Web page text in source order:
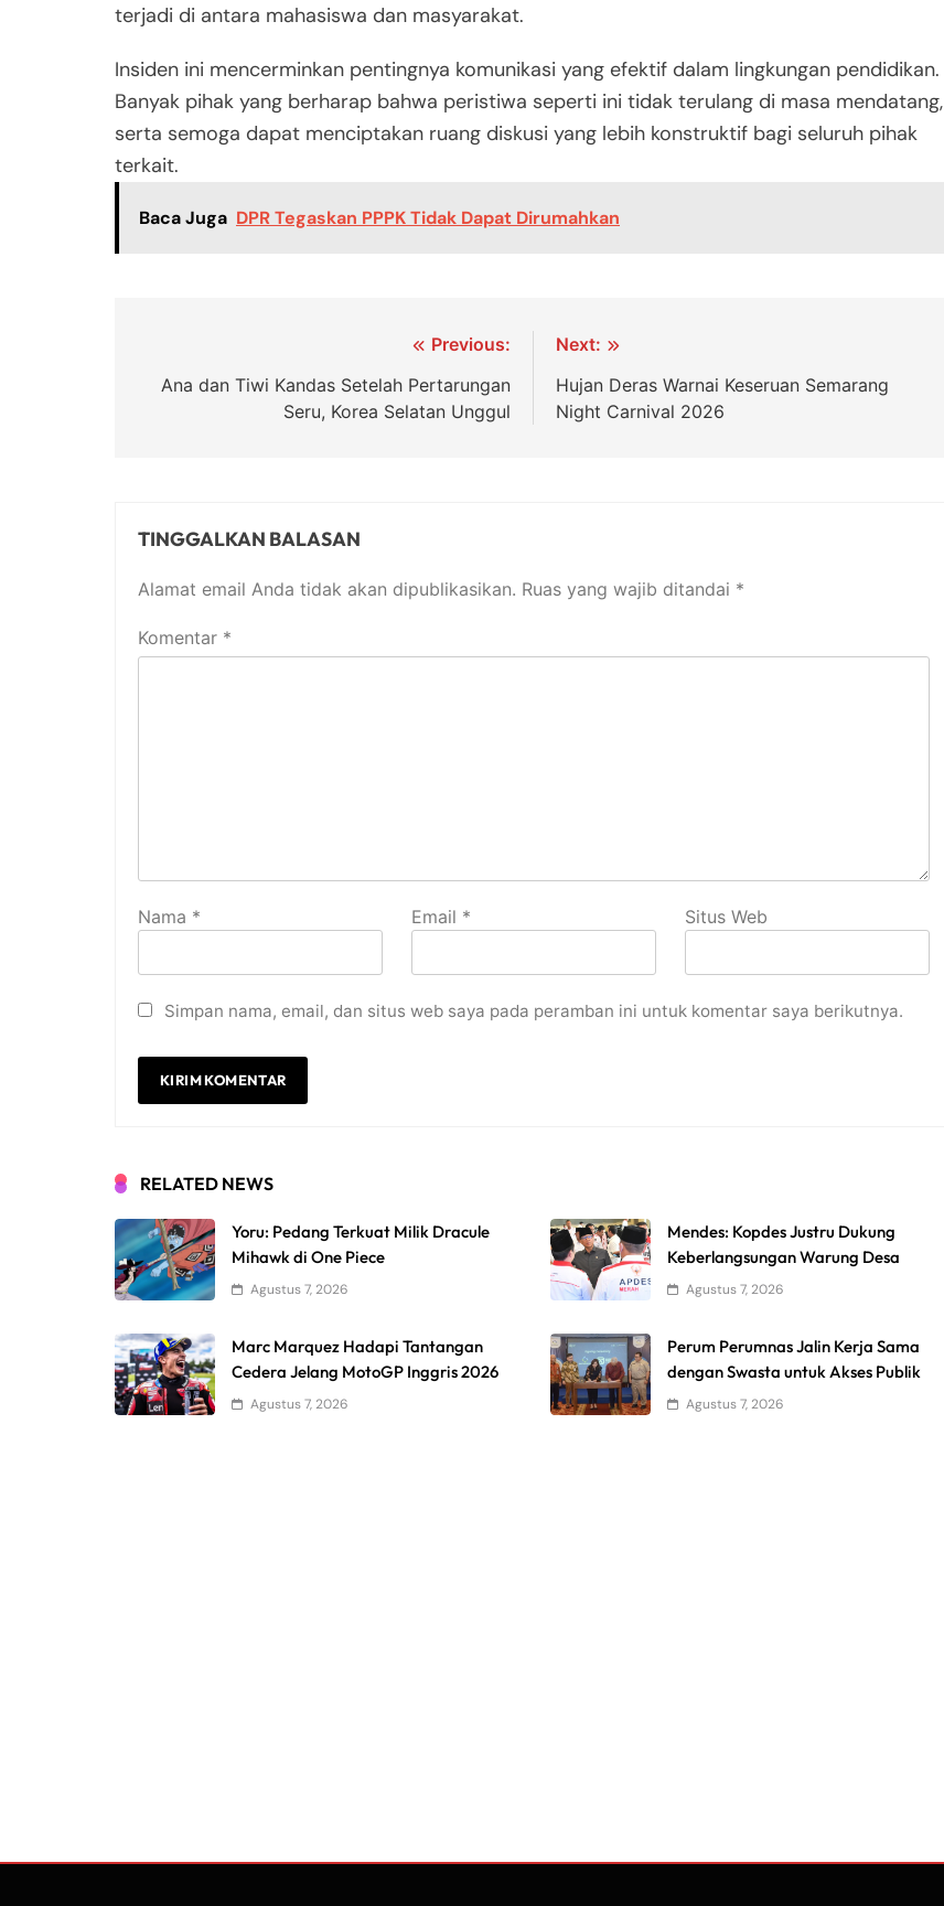
terjadi di antara mahasiswa dan masyarakat.
Insiden ini mencerminkan pentingnya komunikasi yang efektif dalam lingkungan pendidikan.
Banyak pihak yang berharap bahwa peristiwa seperti ini tidak terulang di masa mendatang,
serta semoga dapat menciptakan ruang diskusi yang lebih konstruktif bagi seluruh pihak
terkait.
Baca Juga DPR Tegaskan PPPK Tidak Dapat Dirumahkan
pos
Previous:
Ana dan Tiwi Kandas Setelah Pertarungan
Seru, Korea Selatan Unggul
Next:
Hujan Deras Warnai Keseruan Semarang
Night Carnival 2026
TINGGALKAN BALASAN
Alamat email Anda tidak akan dipublikasikan. Ruas yang wajib ditandai *
Komentar *
Nama * Email * Situs Web
Simpan nama, email, dan situs web saya pada peramban ini untuk komentar saya berikutnya.
RELATED NEWS
Yoru: Pedang Terkuat Milik Dracule
Mihawk di One Piece
Agustus 7, 2026
Mendes: Kopdes Justru Dukung
Keberlangsungan Warung Desa
Agustus 7, 2026
Marc Marquez Hadapi Tantangan
Cedera Jelang MotoGP Inggris 2026
Agustus 7, 2026
Perum Perumnas Jalin Kerja Sama
dengan Swasta untuk Akses Publik
Agustus 7, 2026